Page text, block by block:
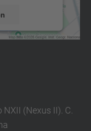
(Nexus II). C.